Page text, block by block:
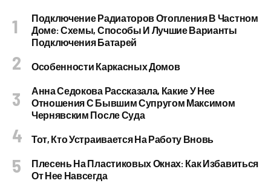
Подключение Радиаторов Отопления В Частном
Доме: Схемы, Способы И Лучшие Варианты
Подключения Батарей
Особенности Каркасных Домов
Анна Седокова Рассказала, Какие У Нее
Отношения С Бывшим Супругом Максимом
Чернявским После Суда
Тот, Кто Устраивается На Работу Вновь
Плесень На Пластиковых Окнах: Как Избавиться
От Нее Навсегда